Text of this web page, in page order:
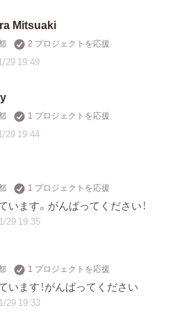
Mitsuaki
2 プロジェクトを応援
29 19:49
1 プロジェクトを応援
29 19:44
1 プロジェクトを応援
います。がんばってください！
29 19:35
1 プロジェクトを応援
います！がんばってください
29 19:33